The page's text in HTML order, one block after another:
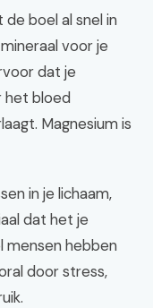
boel al snel in
voor je
dat je
het bloed
Magnesium is
in je lichaam,
dat het je
mensen hebben
door stress,